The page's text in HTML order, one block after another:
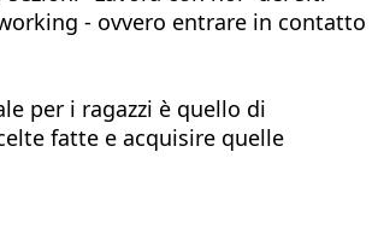
- ovvero entrare in contatto
per i ragazzi è quello di
fatte e acquisire quelle